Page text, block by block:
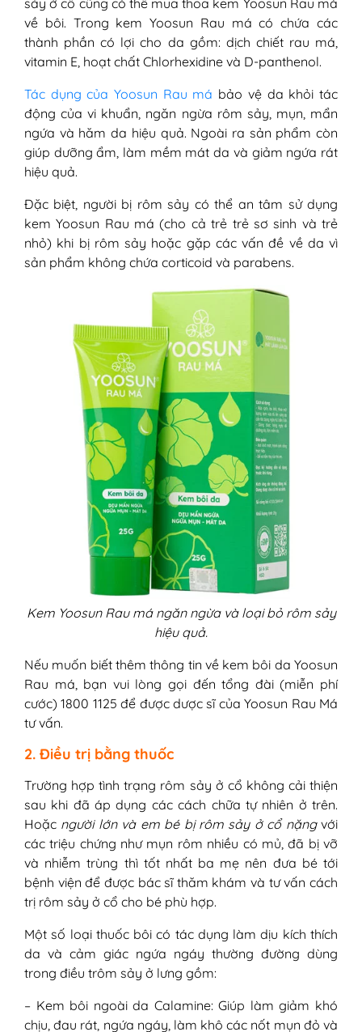
sảy ở cổ cũng có thể mua thoa kem Yoosun Rau má
về bôi. Trong kem Yoosun Rau má có chứa các
thành phần có lợi cho da gồm: dịch chiết rau má,
vitamin E, hoạt chất Chlorhexidine và D-panthenol.
Tác dụng của Yoosun Rau má bảo vệ da khỏi tác
động của vi khuẩn, ngăn ngừa rôm sảy, mụn, mẩn
ngứa và hăm da hiệu quả. Ngoài ra sản phẩm còn
giúp dưỡng ẩm, làm mềm mát da và giảm ngứa rát
hiệu quả.
Đặc biệt, người bị rôm sảy có thể an tâm sử dụng
kem Yoosun Rau má (cho cả trẻ trẻ sơ sinh và trẻ
nhỏ) khi bị rôm sảy hoặc gặp các vấn đề về da vì
sản phẩm không chứa corticoid và parabens.
Kem Yoosun Rau má ngăn ngừa và loại bỏ rôm sảy
hiệu quả.
Nếu muốn biết thêm thông tin về kem bôi da Yoosun
Rau má, bạn vui lòng gọi đến tổng đài (miễn phí
cước) 1800 1125 để được dược sĩ của Yoosun Rau Má
tư vấn.
2. Điều trị bằng thuốc
Trường hợp tình trạng rôm sảy ở cổ không cải thiện
sau khi đã áp dụng các cách chữa tự nhiên ở trên.
Hoặc người lớn và em bé bị rôm sảy ở cổ nặngvới
các triệu chứng như mụn rôm nhiều có mủ, đã bị vỡ
và nhiễm trùng thì tốt nhất ba mẹ nên đưa bé tới
bệnh viện để được bác sĩ thăm khám và tư vấn cách
trị rôm sảy ở cổ cho bé phù hợp.
Một số loại thuốc bôi có tác dụng làm dịu kích thích
da và cảm giác ngứa ngáy thường đường dùng
trong điều trôm sảy ở lưng gồm:
– Kem bôi ngoài da Calamine: Giúp làm giảm khó
chịu, đau rát, ngứa ngáy, làm khô các nốt mụn đỏ và